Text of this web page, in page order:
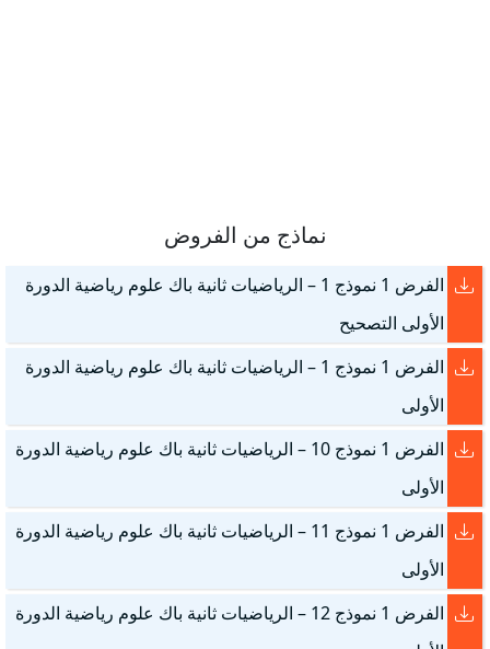
نماذج من الفروض
الفرض 1 نموذج 1 – الرياضيات ثانية باك علوم رياضية الدورة
الأولى التصحيح
الفرض 1 نموذج 1 – الرياضيات ثانية باك علوم رياضية الدورة
الأولى
الفرض 1 نموذج 10 – الرياضيات ثانية باك علوم رياضية الدورة
الأولى
الفرض 1 نموذج 11 – الرياضيات ثانية باك علوم رياضية الدورة
الأولى
الفرض 1 نموذج 12 – الرياضيات ثانية باك علوم رياضية الدورة